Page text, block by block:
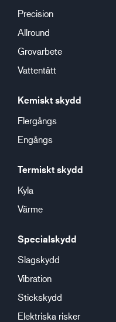
Precision
Allround
Grovarbete
Vattentätt
Kemiskt skydd
Flergångs
Engångs
Termiskt skydd
Kyla
Värme
Specialskydd
Slagskydd
Vibration
Stickskydd
Elektriska risker